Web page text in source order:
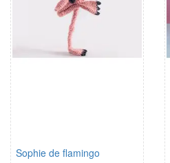
Sophie de flamingo